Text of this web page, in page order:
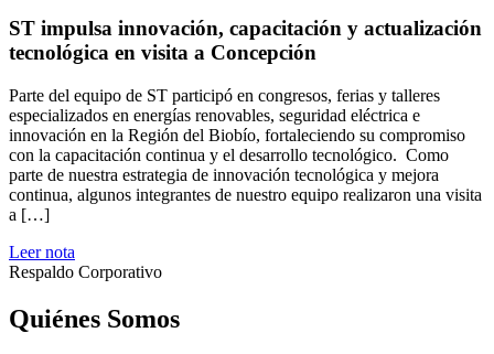
ST impulsa innovación, capacitación y actualización
tecnológica en visita a Concepción
Parte del equipo de ST participó en congresos, ferias y talleres
especializados en energías renovables, seguridad eléctrica e
innovación en la Región del Biobío, fortaleciendo su compromiso
con la capacitación continua y el desarrollo tecnológico. Como
parte de nuestra estrategia de innovación tecnológica y mejora
continua, algunos integrantes de nuestro equipo realizaron una visita
a […]
Leer nota
Respaldo Corporativo
Quiénes Somos